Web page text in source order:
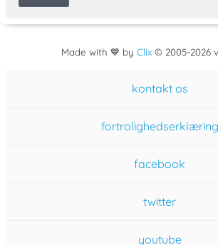
Made with 💙 by Clix© 2005-2026
kontakt os
fortrolighedserklæring
facebook
twitter
youtube